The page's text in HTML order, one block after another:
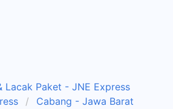
Lacak Paket - JNE Express
Cabang - Jawa Barat